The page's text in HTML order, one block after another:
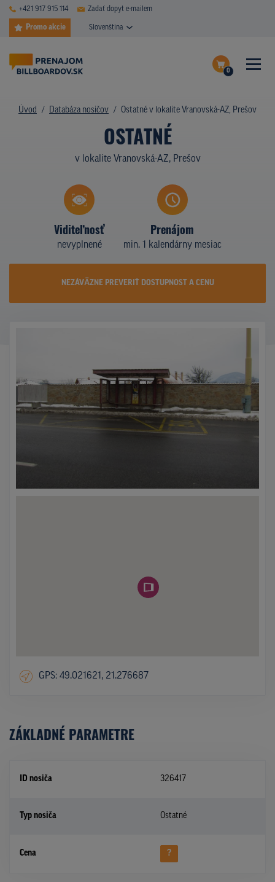
+421 917 915 114 Zadať dopyt e-mailem
Promo akcie Slovenština
0
Dokončiť dopyt
Zobraziť nosiče na mape
DATABÁZA NOSIČOV
PLOCHY V AKCII
TYPY NOSIČOV
Z PRAXE
Úvod Databáza nosičov Ostatné v lokalite Vranovská-AZ, Prešov
OSTATNÉ
v lokalite Vranovská-AZ, Prešov
Viditeľnosť
nevyplnené
Prenájom
min. 1 kalendárny mesiac
NEZÁVÄZNE PREVERIŤ DOSTUPNOST A CENU
GPS: 49.021621, 21.276687
ZÁKLADNÉ PARAMETRE
ID nosiča 326417
Typ nosiča Ostatné
Cena ?